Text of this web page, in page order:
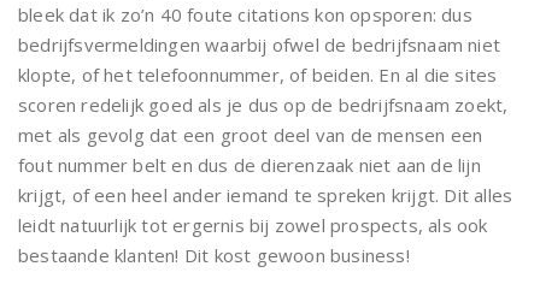
bleek dat ik zo’n 40 foute citations kon opsporen: dus
bedrijfsvermeldingen waarbij ofwel de bedrijfsnaam niet
klopte, of het telefoonnummer, of beiden. En al die sites
scoren redelijk goed als je dus op de bedrijfsnaam zoekt,
met als gevolg dat een groot deel van de mensen een
fout nummer belt en dus de dierenzaak niet aan de lijn
krijgt, of een heel ander iemand te spreken krijgt. Dit alles
leidt natuurlijk tot ergernis bij zowel prospects, als ook
bestaande klanten! Dit kost gewoon business!